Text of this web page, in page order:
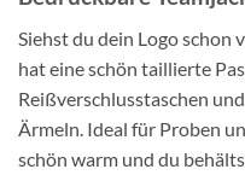
Siehst du dein Logo schon
hat eine schön taillierte
Reißverschlusstaschen
Ärmeln. Ideal für Proben
schön warm und du